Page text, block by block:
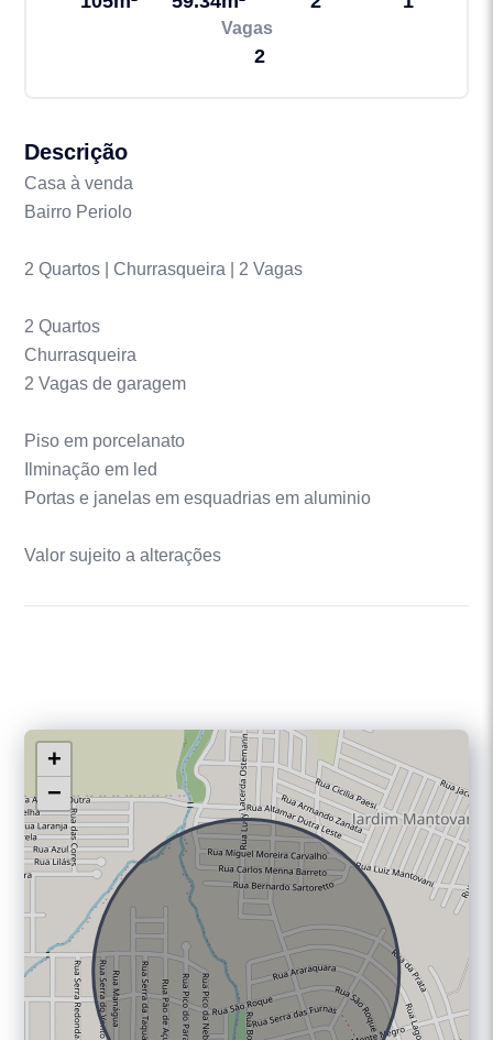
Vagas
2
Descrição
Casa à venda
Bairro Periolo
2 Quartos | Churrasqueira | 2 Vagas
2 Quartos
Churrasqueira
2 Vagas de garagem
Piso em porcelanato
Ilminação em led
Portas e janelas em esquadrias em aluminio
Valor sujeito a alterações
+
−